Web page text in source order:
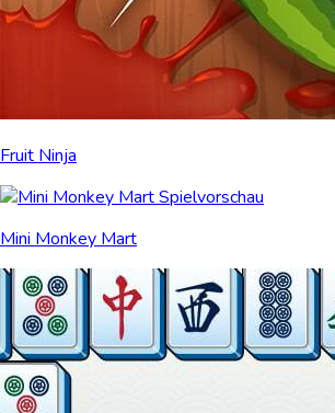
Fruit Ninja
Mini Monkey Mart